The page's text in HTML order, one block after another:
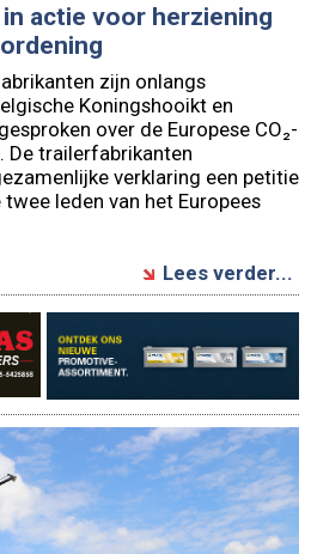
actie voor herziening
zijn onlangs
Koningshooikt en
over de Europese CO₂-
De trailerfabrikanten
verklaring een petitie
leden van het Europees
Lees verder...